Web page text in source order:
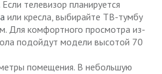
телевизор планируется
или кресла, выбирайте ТВ-тумбу
Для комфортного просмотра из-
подойдут модели высотой 70
помещения. В небольшую